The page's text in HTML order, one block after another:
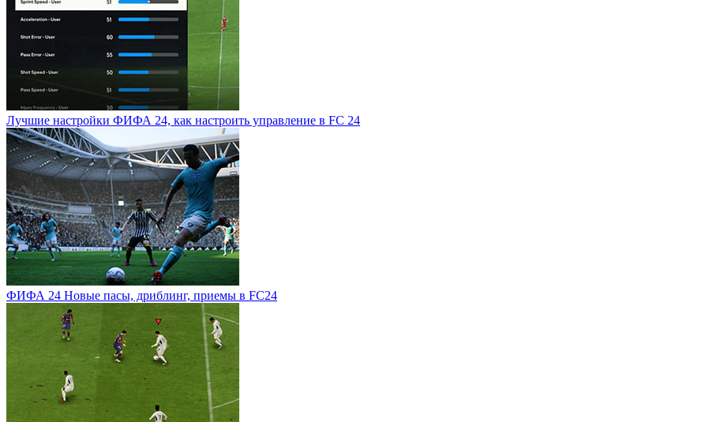
Лучшие настройки ФИФА 24, как настроить управление в FC 24
ФИФА 24 Новые пасы, дриблинг, приемы в FC24